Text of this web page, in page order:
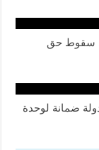
سقوط حق
ضمانة لوحدة